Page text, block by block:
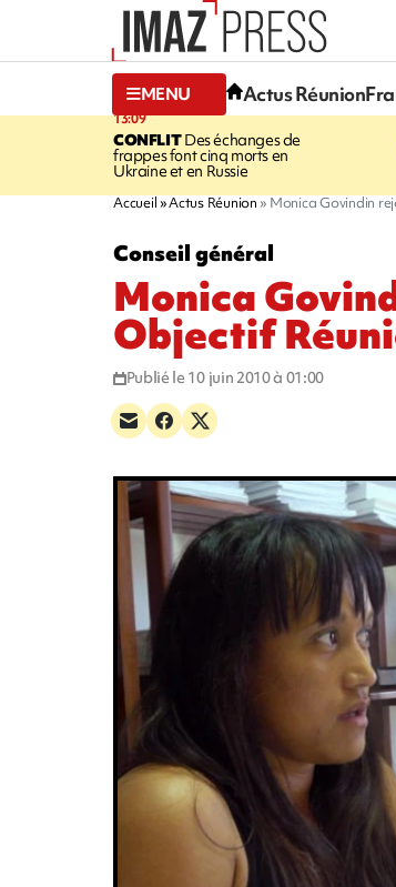
MENU Actus Réunion
13:09
CONFLITDes échanges de
frappes font cinq morts en
Ukraine et en Russie
Accueil Actus Réunion Monica Govindin
Conseil général
Monica
Objectif
Publié le 10 juin 2010 à 01:00